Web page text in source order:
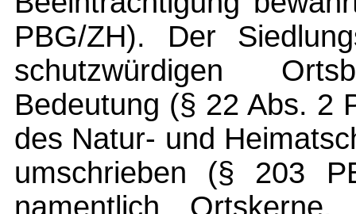
PBG/ZH). Der
schutzwürdigen
Bedeutung (§ 22 Abs. 2
des Natur- und
umschrieben (§ 203
namentlich